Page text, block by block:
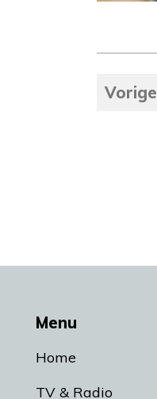
Vorige
Menu
Home
TV & Radio